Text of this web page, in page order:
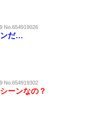
No.654919026
ンだ…
No.654919302
ーンなの？